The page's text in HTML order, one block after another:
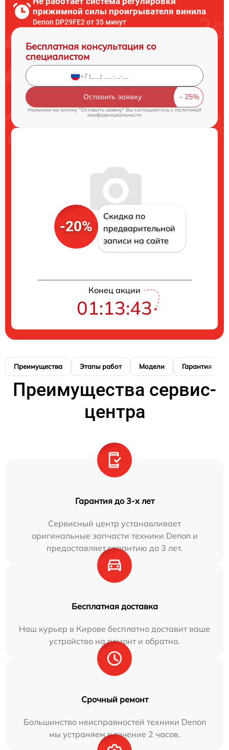
прижимной силы проигрывателя винила
Denon DP29FE2 от 35 минут
Бесплатная консультация со
специалистом
Оставить заявку
Нажимая на кнопку "Оставить заявку" Вы соглашаетесь c политикой
конфиденциальности
-20%
Скидка по
предварительной
записи на сайте
Конец акции
01:13:42
Преимущества Этапы работ Модели Гарантия
Преимущества сервис-
центра
Гарантия до 3-х лет
Сервисный центр устанавливает
оригинальные запчасти техники Denon и
предоставляет гарантию до 3 лет.
Бесплатная доставка
Наш курьер в Кирове бесплатно доставит ваше
устройство на ремонт и обратно.
Срочный ремонт
Большинство неисправностей техники Denon
мы устраняем в течение 2 часов.